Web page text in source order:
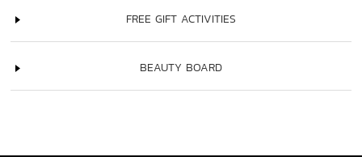
FREE GIFT ACTIVITIES
BEAUTY BOARD